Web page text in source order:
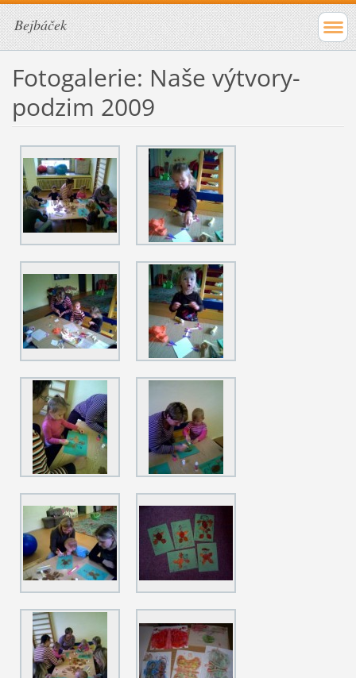
Bejbáček
Fotogalerie: Naše výtvory-
podzim 2009